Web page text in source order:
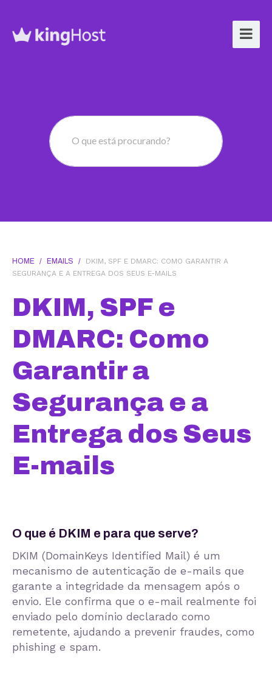
O que está procurando?
HOME / EMAILS /
DKIM, SPF E DMARC: COMO GARANTIR A
SEGURANÇA E A ENTREGA DOS SEUS E-MAILS
DKIM, SPF e
DMARC: Como
Garantir a
Segurança e a
Entrega dos Seus
E-mails
O que é DKIM e para que serve?
DKIM (DomainKeys Identified Mail) é um
mecanismo de autenticação de e-mails que
garante a integridade da mensagem após o
envio. Ele confirma que o e-mail realmente foi
enviado pelo domínio declarado como
remetente, ajudando a prevenir fraudes, como
phishing e spam.